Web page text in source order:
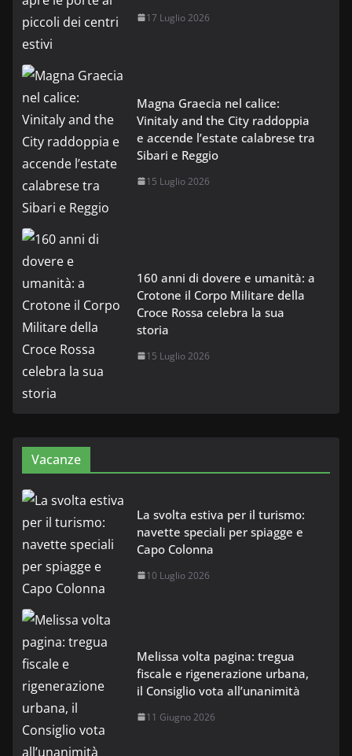
17 Luglio 2026
Magna Graecia nel calice:
Vinitaly and the City raddoppia
e accende l’estate calabrese tra
Sibari e Reggio
15 Luglio 2026
160 anni di dovere e umanità: a
Crotone il Corpo Militare della
Croce Rossa celebra la sua
storia
15 Luglio 2026
Vacanze
La svolta estiva per il turismo:
navette speciali per spiagge e
Capo Colonna
10 Luglio 2026
Melissa volta pagina: tregua
fiscale e rigenerazione urbana,
il Consiglio vota all’unanimità
11 Giugno 2026